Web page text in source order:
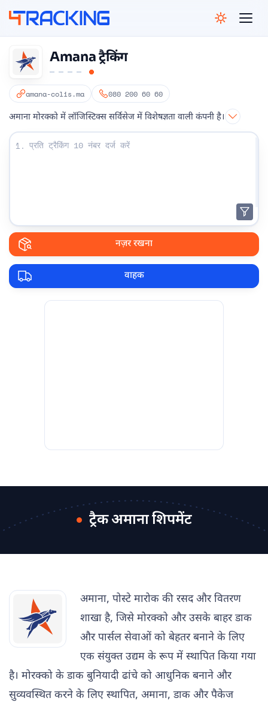
Amana ट्रैकिंग
amana-colis.ma 080 200 60 60
अमाना मोरक्को में लॉजिस्टिक्स सर्विसेज में विशेषज्ञता वाली कंपनी है।
अपना ट्रैकिंग नंबर दर्ज करें:
1.
नज़र रखना
वाहक
ट्रैक अमाना शिपमेंट
अमाना, पोस्टे मारोक की रसद और वितरण
शाखा है, जिसे मोरक्को और उसके बाहर डाक
और पार्सल सेवाओं को बेहतर बनाने के लिए
एक संयुक्त उद्यम के रूप में स्थापित किया गया
है। मोरक्को के डाक बुनियादी ढांचे को आधुनिक बनाने और
सुव्यवस्थित करने के लिए स्थापित, अमाना, डाक और पैकेज